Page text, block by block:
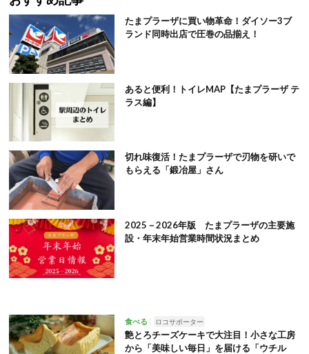
たまプラーザに買い物革命！ダイソー3ブ
ランド同時出店で圧巻の品揃え！
あると便利！トイレMAP【たまプラーザ テ
ラス編】
切れ味復活！たまプラーザで刃物を研いで
もらえる「鍛冶屋」さん
2025－2026年版 たまプラーザの主要施
設・年末年始営業時間状況まとめ
食べる ロコサポーター
艶とろチーズケーキで大注目！小さな工房
から「美味しい毎日」を届ける「ウチル